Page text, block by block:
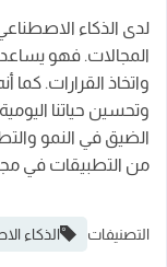
لدى الذكاء
المجالات. فهو يساعد
واتخاذ القرارات.
وتحسين حياتنا
الضيق في النمو
من التطبيقات في
التصنيفات الذكاء